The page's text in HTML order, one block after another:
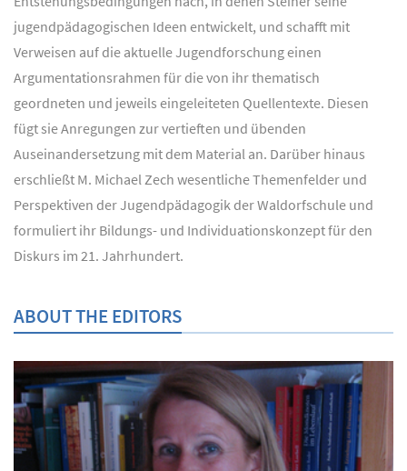
jugendpädagogischen Ideen entwickelt, und schafft mit
Verweisen auf die aktuelle Jugendforschung einen
Argumentationsrahmen für die von ihr thematisch
geordneten und jeweils eingeleiteten Quellentexte. Diesen
fügt sie Anregungen zur vertieften und übenden
Auseinandersetzung mit dem Material an. Darüber hinaus
erschließt M. Michael Zech wesentliche Themenfelder und
Perspektiven der Jugendpädagogik der Waldorfschule und
formuliert ihr Bildungs- und Individuationskonzept für den
Diskurs im 21. Jahrhundert.
ABOUT THE EDITORS